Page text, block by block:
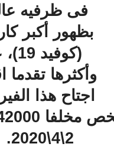
فى ظرفيه
بظهور أكبر
وأكثرها تقدما